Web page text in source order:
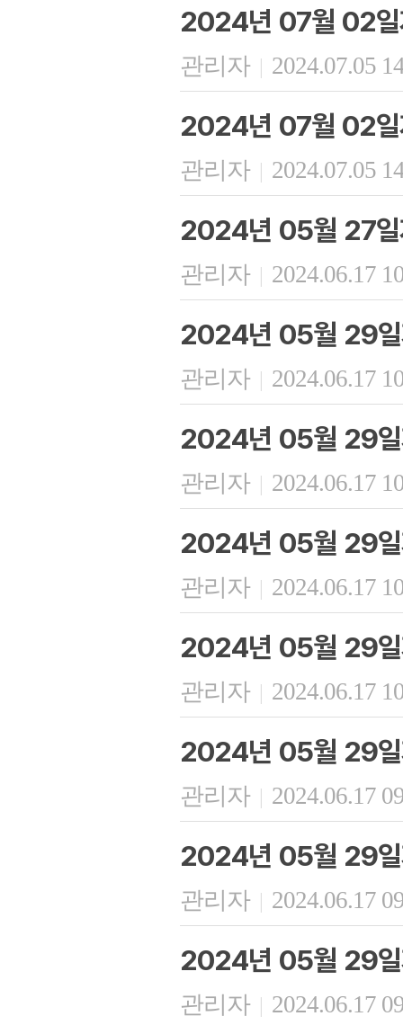
2024년 07월 02일
관리자 | 2024.07.05
2024년 07월 02일
관리자 | 2024.07.05
2024년 05월 27일
관리자 | 2024.06.17
2024년 05월 29일
관리자 | 2024.06.17
2024년 05월 29일
관리자 | 2024.06.17
2024년 05월 29일
관리자 | 2024.06.17
2024년 05월 29일
관리자 | 2024.06.17
2024년 05월 29일
관리자 | 2024.06.17
2024년 05월 29일
관리자 | 2024.06.17
2024년 05월 29일
관리자 | 2024.06.17